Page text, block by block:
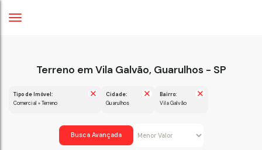
Terreno em Vila Galvão, Guarulhos - SP
Tipo de Imóvel:
Comercial » Terreno
Cidade:
Guarulhos
Bairro:
Vila Galvão
Busca Avançada